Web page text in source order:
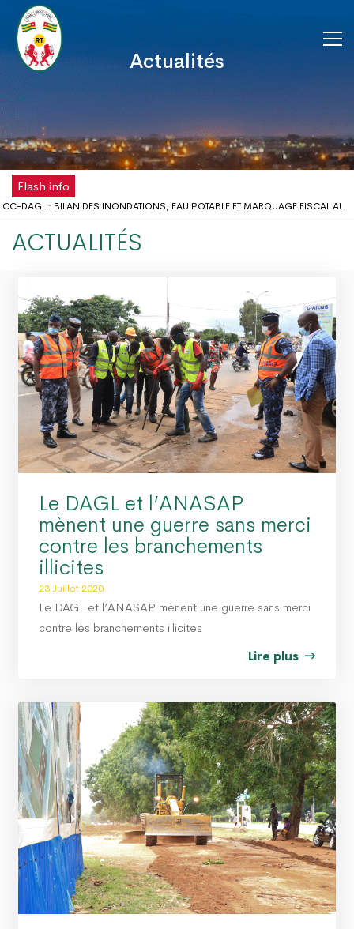
Actualités
Flash info
DAGL : BILAN DES INONDATIONS, EAU POTABLE ET MARQUAGE FISCAL AU
DÉSORMAIS D'UNE ANTENNE RÉGIONALE DE LA CHAMBRE DE
DU DISTRICT AUTONOME DU GRAND LOMÉ A TENU SA 2ÈME RÉUNION
D’INONDATION DANS LE GRAND LOMÉ : VERS UNE SYNERGIE D’ACTIONS
DAGL A PRIS PART AU LANCEMENT DE LA CAMPAGNE DE VACCINATION
PROPRE » : LE DAGL SUPPRIME UN DÉPOTOIR SAUVAGE DANS LA COMMUNE
III : DES ÉQUIPEMENTS SPORTIFS OFFERTS AUX COMMUNES DU GOLFE 1
ACTUALITÉS
Le DAGL et l’ANASAP
mènent une guerre sans merci
contre les branchements
illicites
23 Juillet 2020
Le DAGL et l’ANASAP mènent une guerre sans merci
contre les branchements illicites
Lire plus